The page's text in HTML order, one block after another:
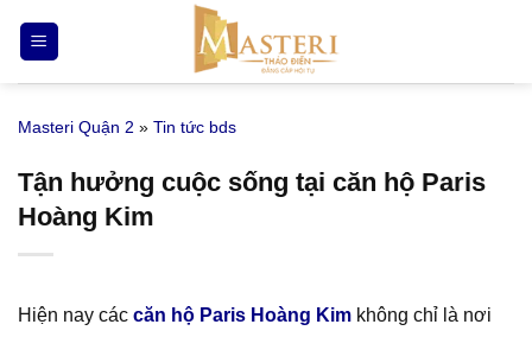
qua
nội
Masteri Quận 2 » Tin tức bds
Tận hưởng cuộc sống tại căn hộ Paris
Hoàng Kim
Hiện nay các căn hộ Paris Hoàng Kim không chỉ là nơi